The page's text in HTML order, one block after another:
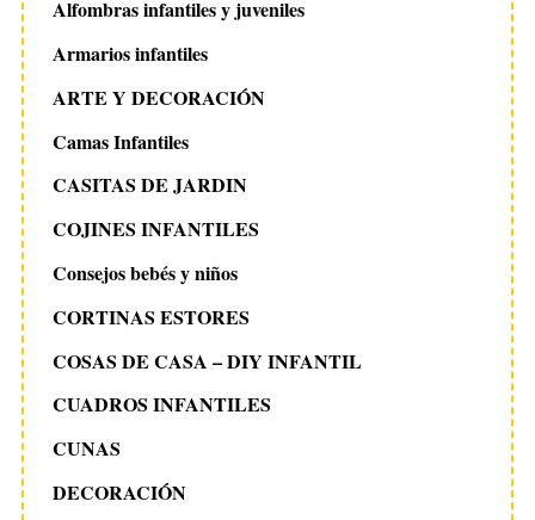
Alfombras infantiles y juveniles
Armarios infantiles
ARTE Y DECORACIÓN
Camas Infantiles
CASITAS DE JARDIN
COJINES INFANTILES
Consejos bebés y niños
CORTINAS ESTORES
COSAS DE CASA – DIY INFANTIL
CUADROS INFANTILES
CUNAS
DECORACIÓN